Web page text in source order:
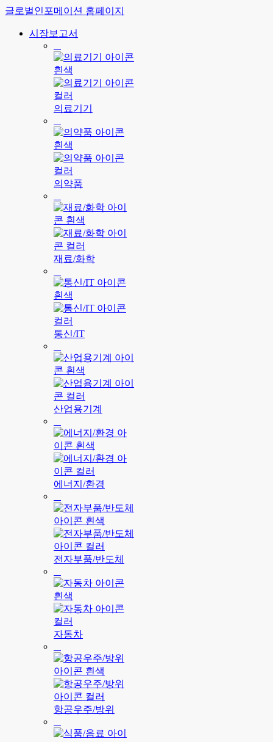
글로벌인포메이션 홈페이지
시장보고서
의료기기
의약품
재료/화학
통신/IT
산업용기계
에너지/환경
전자부품/반도체
자동차
항공우주/방위